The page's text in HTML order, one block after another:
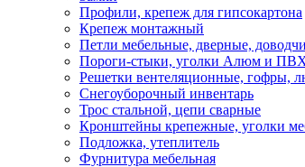
Профили, крепеж для гипсокартона
Крепеж монтажный
Петли мебельные, дверные,
Пороги-стыки, уголки Алюм и
Решетки вентеляционные, гофры,
Снегоуборочный инвентарь
Трос стальной, цепи сварные
Кронштейны крепежные, уголки
Подложка, утеплитель
Фурнитура мебельная